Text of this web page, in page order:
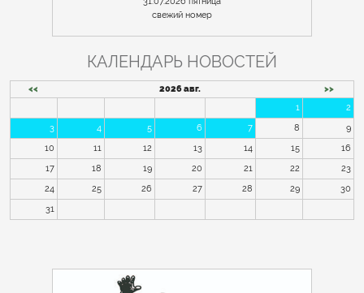
cвежий номер
КАЛЕНДАРЬ НОВОСТЕЙ
<< 2026 авг.
>>
1
2
3
4 5 6 7 8
9
10
11 12 13 14 15
16
17
18 19 20 21 22
23
24
25 26 27 28 29
30
31